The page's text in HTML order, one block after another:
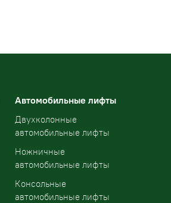
Автомобильные лифты
Двухколонные
автомобильные лифты
Ножничные
автомобильные лифты
Консольные
автомобильные лифты